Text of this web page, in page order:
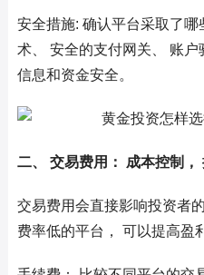
安全措施: 确认平台采取了
术、 安全的支付网关、 账户
信息和资金安全。
二、 交易费用： 成本控制，
交易费用会直接影响投资者
费率低的平台， 可以提高盈